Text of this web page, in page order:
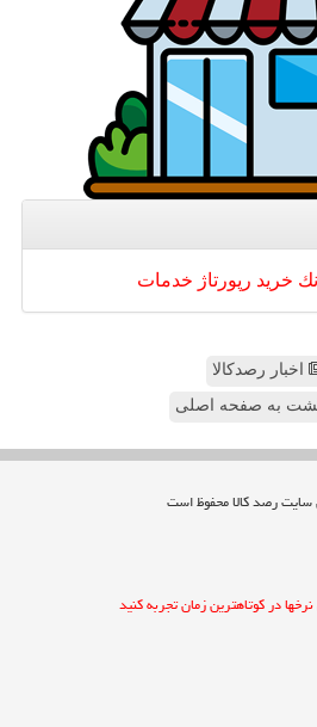
خرید رپورتاژ خدمات
اخبار رصدکالا
به صفحه اصلی
در کوتاهترین زمان تجربه کنید